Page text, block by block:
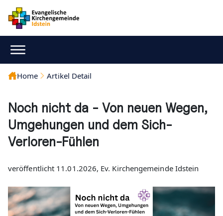
Home Artikel Detail
Noch nicht da - Von neuen Wegen,
Umgehungen und dem Sich-
Verloren-Fühlen
veröffentlicht 11.01.2026, Ev. Kirchengemeinde Idstein